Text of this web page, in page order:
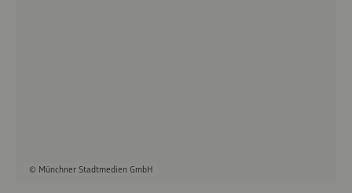
© Münchner Stadtmedien GmbH